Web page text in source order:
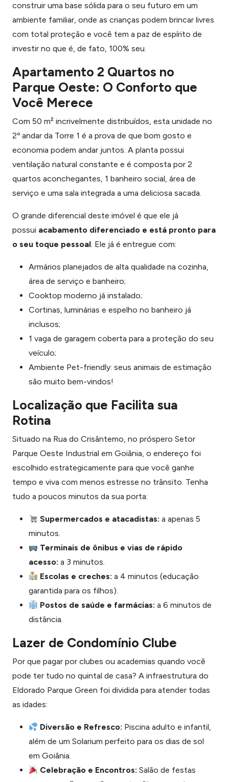
construir uma base sólida para o seu futuro em um
ambiente familiar, onde as crianças podem brincar livres
com total proteção e você tem a paz de espírito de
investir no que é, de fato, 100% seu.
Apartamento 2 Quartos no
Parque Oeste: O Conforto que
Você Merece
Com 50 m² incrivelmente distribuídos, esta unidade no
2º andar da Torre 1 é a prova de que bom gosto e
economia podem andar juntos. A planta possui
ventilação natural constante e é composta por 2
quartos aconchegantes, 1 banheiro social, área de
serviço e uma sala integrada a uma deliciosa sacada.
O grande diferencial deste imóvel é que ele já
possui acabamento diferenciado e está pronto para
o seu toque pessoal. Ele já é entregue com:
Armários planejados de alta qualidade na cozinha,
área de serviço e banheiro;
Cooktop moderno já instalado;
Cortinas, luminárias e espelho no banheiro já
inclusos;
1 vaga de garagem coberta para a proteção do seu
veículo;
Ambiente Pet-friendly: seus animais de estimação
são muito bem-vindos!
Localização que Facilita sua
Rotina
Situado na Rua do Crisântemo, no próspero Setor
Parque Oeste Industrial em Goiânia, o endereço foi
escolhido estrategicamente para que você ganhe
tempo e viva com menos estresse no trânsito. Tenha
tudo a poucos minutos da sua porta:
Supermercados e atacadistas: a apenas 5
minutos.
Terminais de ônibus e vias de rápido
acesso: a 3 minutos.
Escolas e creches: a 4 minutos (educação
garantida para os filhos).
Postos de saúde e farmácias: a 6 minutos de
distância.
Lazer de Condomínio Clube
Por que pagar por clubes ou academias quando você
pode ter tudo no quintal de casa? A infraestrutura do
Eldorado Parque Green foi dividida para atender todas
as idades:
Diversão e Refresco: Piscina adulto e infantil,
além de um Solarium perfeito para os dias de sol
em Goiânia.
Celebração e Encontros: Salão de festas